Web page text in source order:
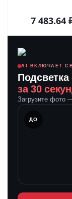
7 483.64
AI ВКЛЮЧАЕТ
за 30
Загрузите фото
ДО